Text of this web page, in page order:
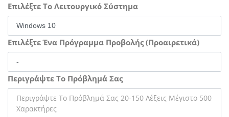
Επιλέξτε Το Λειτουργικό Σύστημα
Επιλέξτε Ένα Πρόγραμμα Προβολής (Προαιρετικά)
Περιγράψτε Το Πρόβλημά Σας